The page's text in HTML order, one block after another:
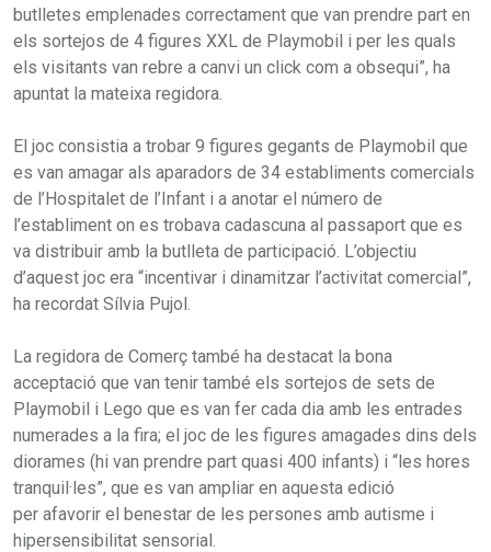
butlletes emplenades correctament que van prendre part en
els sortejos de 4 figures XXL de Playmobil i per les quals
els visitants van rebre a canvi un click com a obsequi”, ha
apuntat la mateixa regidora.
El joc consistia a trobar 9 figures gegants de Playmobil que
es van amagar als aparadors de 34 establiments comercials
de l’Hospitalet de l’Infant i a anotar el número de
l’establiment on es trobava cadascuna al passaport que es
va distribuir amb la butlleta de participació. L’objectiu
d’aquest joc era “incentivar i dinamitzar l’activitat comercial”,
ha recordat Sílvia Pujol.
La regidora de Comerç també ha destacat la bona
acceptació que van tenir també els sortejos de sets de
Playmobil i Lego que es van fer cada dia amb les entrades
numerades a la fira; el joc de les figures amagades dins dels
diorames (hi van prendre part quasi 400 infants) i “les hores
tranquil·les”, que es van ampliar en aquesta edició
per afavorir el benestar de les persones amb autisme i
hipersensibilitat sensorial.